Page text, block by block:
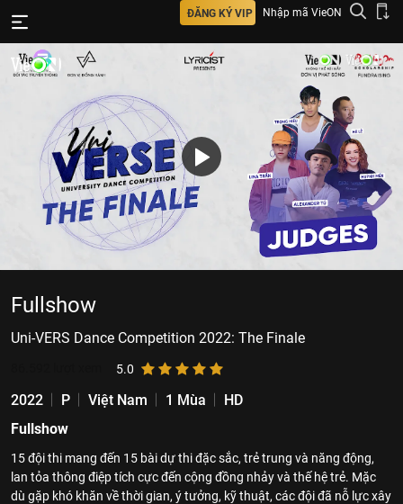
ĐĂNG KÝ VIP Nhập mã VieON
Fullshow
Uni-VERS Dance Competition 2022: The Finale
5.0
2022 P Việt Nam 1 Mùa
HD
Fullshow
15 đội thi mang đến 15 bài dự thi đặc sắc, trẻ trung và năng động,
lan tỏa thông điệp tích cực đến cộng đồng nhảy và thế hệ trẻ. Mặc
dù gặp khó khăn về thời gian, ý tưởng, kỹ thuật, các đội đã nỗ lực xây